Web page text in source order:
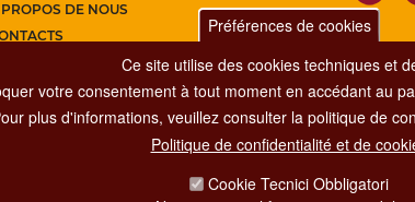
DE NOUS
VOUS À NOTRE NEWSLETTER
Dipartimento Grandi Eventi, Sport,
Via di San Basilio, 51
Préférences de cookies
Ce site utilise des cookies techniques et
votre consentement à tout moment en accédant au
plus d'informations, veuillez consulter la politique de
Politique de confidentialité et de
Cookie Tecnici Obbligatori